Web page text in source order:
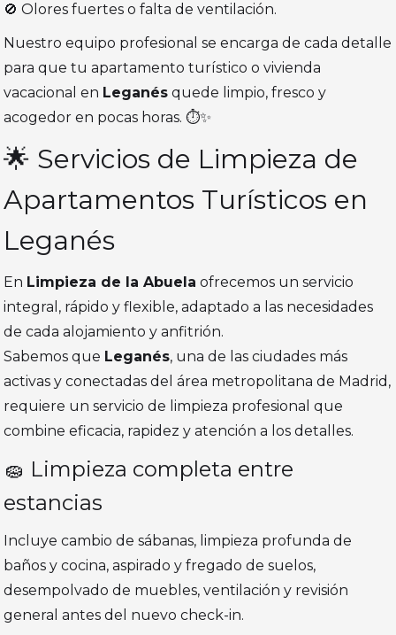
🚫 Olores fuertes o falta de ventilación.
Nuestro equipo profesional se encarga de cada detalle
para que tu apartamento turístico o vivienda
vacacional en Leganés quede limpio, fresco y
acogedor en pocas horas. ⏱️✨
🌟 Servicios de Limpieza de
Apartamentos Turísticos en
Leganés
En Limpieza de la Abuela ofrecemos un servicio
integral, rápido y flexible, adaptado a las necesidades
de cada alojamiento y anfitrión.
Sabemos que Leganés, una de las ciudades más
activas y conectadas del área metropolitana de Madrid,
requiere un servicio de limpieza profesional que
combine eficacia, rapidez y atención a los detalles.
🧽 Limpieza completa entre
estancias
Incluye cambio de sábanas, limpieza profunda de
baños y cocina, aspirado y fregado de suelos,
desempolvado de muebles, ventilación y revisión
general antes del nuevo check-in.